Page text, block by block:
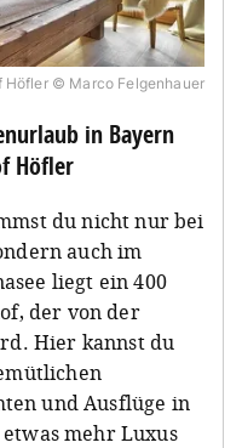
Höfler © Marco Felgenhauer
in Bayern
Höfler
du nicht nur bei
auch im
liegt ein 400
der von der
Hier kannst du
und Ausflüge in
mehr Luxus